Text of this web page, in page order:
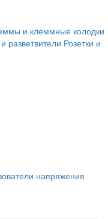
и клеммные колодки
разветвители Розетки и
напряжения